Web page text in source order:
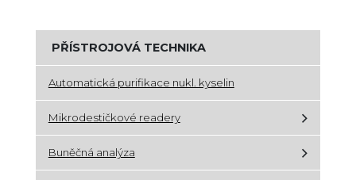
PŘÍSTROJOVÁ TECHNIKA
Automatická purifikace nukl. kyselin
Mikrodestičkové readery
Buněčná analýza